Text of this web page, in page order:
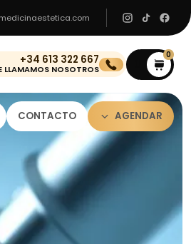
+34 613 322 667
LLAMAMOS NOSOTROS
0
CONTACTO AGENDAR